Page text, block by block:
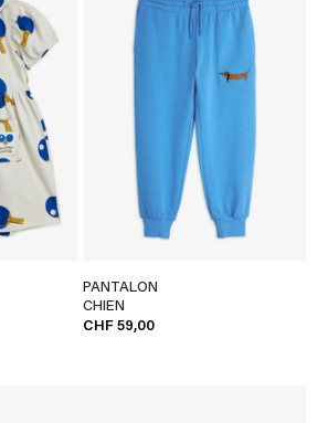
PANTALON
CHIEN
CHF 59,00